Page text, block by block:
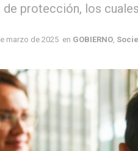
protección, los
marzo de 2025 en GOBIERNO